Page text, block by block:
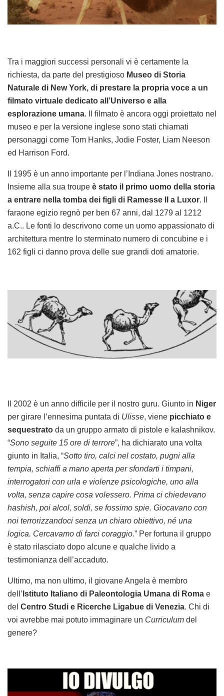
Tra i maggiori successi personali vi è certamente la
richiesta, da parte del prestigioso Museo di Storia
Naturale di New York, di prestare la propria voce a un
filmato virtuale dedicato all’Universo e alla
esplorazione umana. Il filmato è ancora oggi proiettato nel
museo e per la versione inglese sono stati chiamati
personaggi come Tom Hanks, Jodie Foster, Liam Neeson
ed Harrison Ford.
Il 1995 è un anno importante per l’Indiana Jones nostrano.
Insieme alla sua troupe è stato il primo uomo della storia
a entrare nella tomba dei figli di Ramesse II a Luxor. Il
faraone egizio regnò per ben 67 anni, dal 1279 al 1212
a.C.. Le fonti lo descrivono come un uomo appassionato di
architettura mentre lo sterminato numero di concubine e i
162 figli ci danno prova delle sue grandi doti amatorie.
Il 2002 è un anno difficile per il nostro guru. Giunto in Niger
per girare l’ennesima puntata di Ulisse, viene picchiato e
sequestrato da un gruppo armato di pistole e kalashnikov.
“Sono seguite 15 ore di terrore”, ha dichiarato una volta
giunto in Italia, “Sotto tiro, calci nel costato, pugni alla
tempia, schiaffi a mano aperta per sfondarti i timpani,
interrogatori con urla e violenze psicologiche, uno alla
volta, senza capire cosa volessero. Prima ci chiedevano
hashish, poi alcol, soldi, se fossimo spie. Giocavano con
noi terrorizzandoci senza un chiaro obiettivo, né una
logica. Cercavamo di farci coraggio.” Per fortuna il gruppo
è stato rilasciato dopo alcune e qualche livido a
testimonianza dell’accaduto.
Ultimo, ma non ultimo, il giovane Angela è membro
dell’ Istituto Italiano di Paleontologia Umana di Roma e
del Centro Studi e Ricerche Ligabue di Venezia. Chi di
voi avrebbe mai potuto immaginare un Curriculum del
genere?